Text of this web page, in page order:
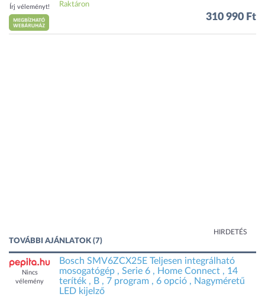
Írj véleményt! Raktáron
310 990 Ft
HIRDETÉS
TOVÁBBI AJÁNLATOK (7)
Nincs
vélemény
Bosch SMV6ZCX25E Teljesen integrálható
mosogatógép , Serie 6 , Home Connect , 14
teríték , B , 7 program , 6 opció , Nagyméretű
LED kijelző